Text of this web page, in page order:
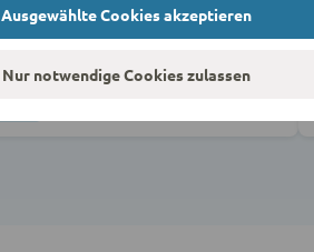
Baumängel
Ausgewählte Cookies akzeptieren
Nur notwendige Cookies zulassen